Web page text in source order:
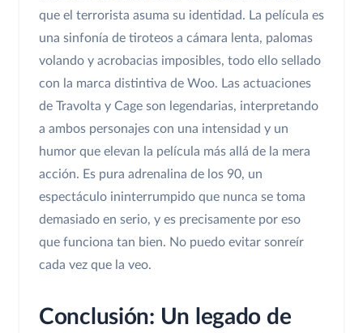
que el terrorista asuma su identidad. La película es
una sinfonía de tiroteos a cámara lenta, palomas
volando y acrobacias imposibles, todo ello sellado
con la marca distintiva de Woo. Las actuaciones
de Travolta y Cage son legendarias, interpretando
a ambos personajes con una intensidad y un
humor que elevan la película más allá de la mera
acción. Es pura adrenalina de los 90, un
espectáculo ininterrumpido que nunca se toma
demasiado en serio, y es precisamente por eso
que funciona tan bien. No puedo evitar sonreír
cada vez que la veo.
Conclusión: Un legado de